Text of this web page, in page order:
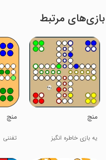
بازی‌های مرتبط
‏‏منچ
یه بازی خاطره انگیز
منچ
تفننی